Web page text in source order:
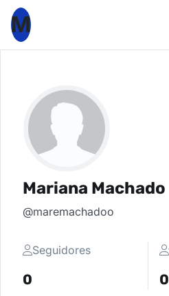
M
Mariana Machado
@maremachadoo
Seguidores
0 0